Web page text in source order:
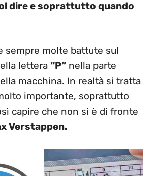
dire e soprattutto quando
sempre molte battute sul
lettera “P” nella parte
macchina. In realtà si tratta
importante, soprattutto
capire che non si è di fronte
Verstappen.